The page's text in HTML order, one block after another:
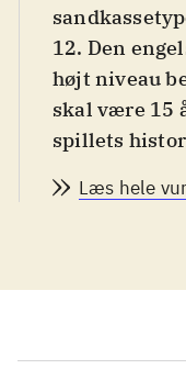
12. Den
højt niveau
skal være 15
spillets
begge spiller
foregår i en
Læs hele